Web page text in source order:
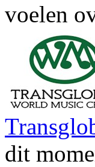
voelen
dit